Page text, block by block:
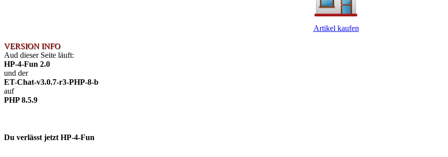
Artikel kaufen
VERSION INFO
Aud dieser Seite läuft:
HP-4-Fun 2.0
und der
ET-Chat-v3.0.7-r3-PHP-8-b
auf
PHP 8.5.9
Du verlässt jetzt HP-4-Fun